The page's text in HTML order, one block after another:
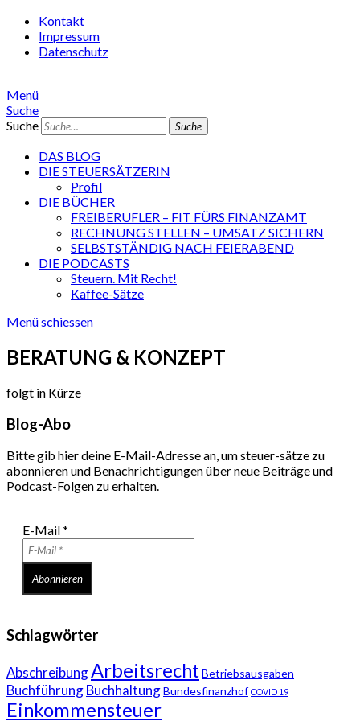
Kontakt
Impressum
Datenschutz
Menü
Suche
Suche
DAS BLOG
DIE STEUERSÄTZERIN
Profil
DIE BÜCHER
FREIBERUFLER – FIT FÜRS FINANZAMT
RECHNUNG STELLEN – UMSATZ SICHERN
SELBSTSTÄNDIG NACH FEIERABEND
DIE PODCASTS
Steuern. Mit Recht!
Kaffee-Sätze
Menü schiessen
BERATUNG & KONZEPT
folgt in Kürze
Blog-Abo
Bitte gib hier deine E-Mail-Adresse an, um steuer-sätze zu
abonnieren und Benachrichtigungen über neue Beiträge und
Podcast-Folgen zu erhalten.
E-Mail*
Schlagwörter
AbschreibungArbeitsrechtBetriebsausgaben
BuchführungBuchhaltungBundesfinanzhof COVID 19
Einkommensteuer